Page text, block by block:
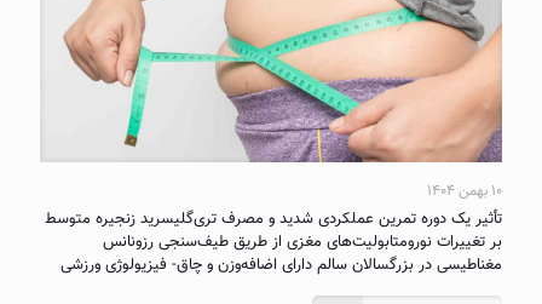
۱۰ بهمن ۱۴۰۴
تأثیر یک دوره تمرین عملکردی شدید و مصرف تری‌گلیسرید زنجیره متوسط
بر تغییرات نورومتابولیت‌های مغزی از طریق طیف‌سنجی رزونانس
مغناطیسی در بزرگسالان سالم دارای اضافه‌وزن و چاق- فیزیولوژی ورزشی